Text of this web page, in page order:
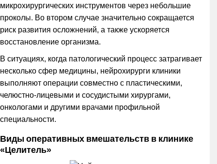
микрохирургических инструментов через небольшие
проколы. Во втором случае значительно сокращается
риск развития осложнений, а также ускоряется
восстановление организма.
В ситуациях, когда патологический процесс затрагивает
несколько сфер медицины, нейрохирурги клиники
выполняют операции совместно с пластическими,
челюстно-лицевыми и сосудистыми хирургами,
онкологами и другими врачами профильной
специальности.
Виды оперативных вмешательств в клинике
«Целитель»